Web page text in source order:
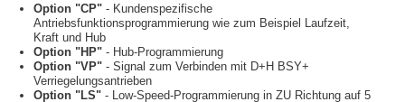
Option "CP" - Kundenspezifische
Antriebsfunktionsprogrammierung wie zum Beispiel Laufzeit,
Kraft und Hub
Option "HP" - Hub-Programmierung
Option "VP" - Signal zum Verbinden mit D+H BSY+
Verriegelungsantrieben
Option "LS" - Low-Speed-Programmierung in ZU Richtung auf 5